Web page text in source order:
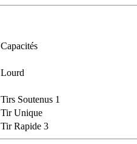
Capacités
Lourd
Tirs Soutenus 1
Tir Unique
Tir Rapide 3